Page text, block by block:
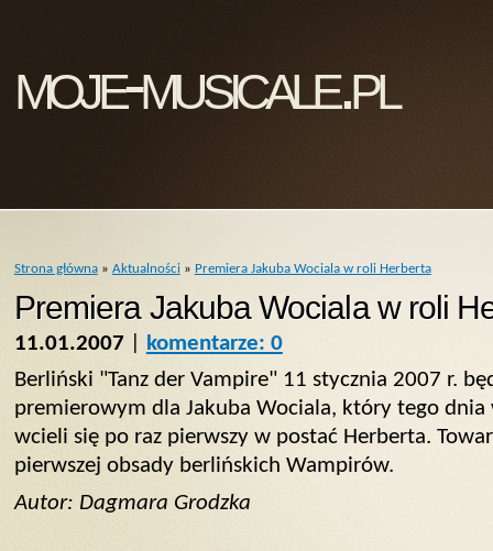
moje-musicale.pl
Strona główna» Aktualności» Premiera Jakuba Wociala w roli Herberta
Premiera Jakuba Wociala w roli
11.01.2007|
komentarze: 0
Berliński "Tanz der Vampire" 11 stycznia 2007 r.
premierowym dla Jakuba Wociala, który tego
wcieli się po raz pierwszy w postać Herberta.
pierwszej obsady berlińskich Wampirów.
Autor: Dagmara Grodzka